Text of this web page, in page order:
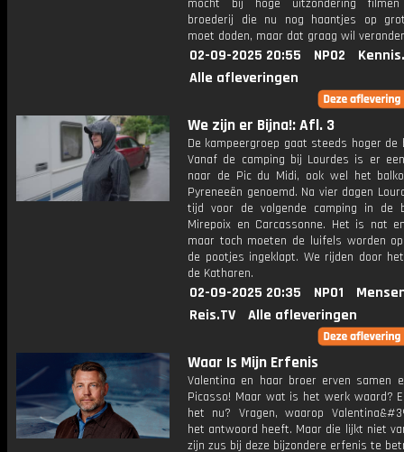
mocht bij hoge uitzondering
broederij die nu nog haantjes op
moet doden, maar dat graag wil
02-09-2025 20:55 NPO2
Alle afleveringen
We zijn er Bijna!: Afl. 3
De kampeergroep gaat steeds hoger de
Vanaf de camping bij Lourdes is er
naar de Pic du Midi, ook wel het
Pyreneeën genoemd. Na vier dagen
tijd voor de volgende camping in de
Mirepoix en Carcassonne. Het is nat
maar toch moeten de luifels worden
de pootjes ingeklapt. We rijden door
de Katharen.
02-09-2025 20:35 NPO1
Reis.TV
Alle afleveringen
Waar Is Mijn Erfenis
Valentina en haar broer erven samen
Picasso! Maar wat is het werk waard?
het nu? Vragen, waarop
het antwoord heeft. Maar die lijkt niet
zijn zus bij deze bijzondere erfenis te